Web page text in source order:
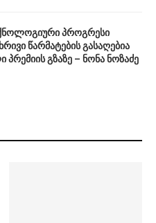
პროგრესი
წარმატების გასაღებია
პრემიის გზაზე – ნონა ნოზაძე